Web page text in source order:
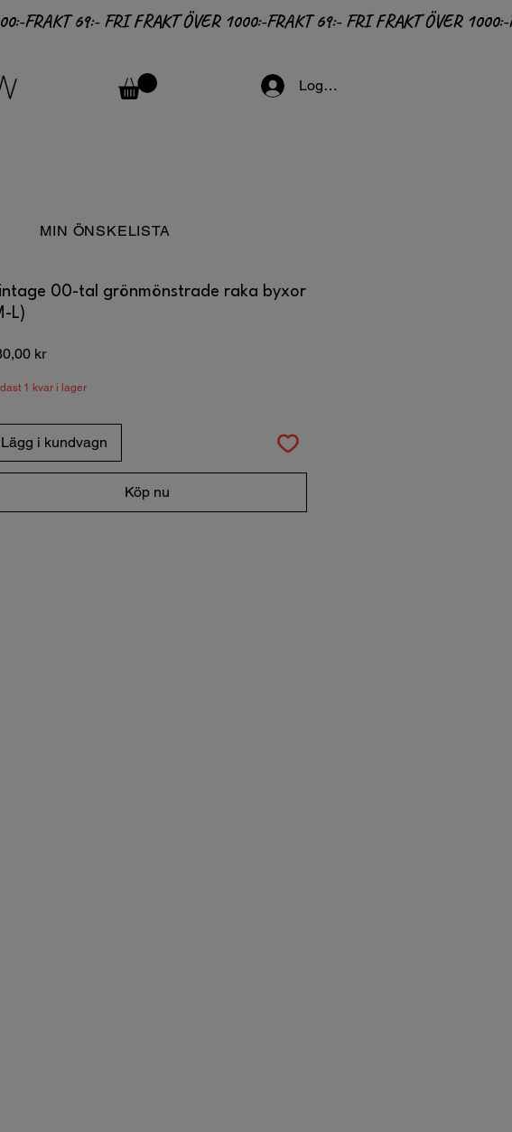
Logga in
MIN ÖNSKELISTA
00-tal grönmönstrade raka byxor
L)
krPris
1 kvar i lager
Lägg i kundvagn
Köp nu